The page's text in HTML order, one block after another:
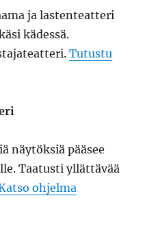
ja lastenteatteri
kädessä.
Tutustu
näytöksiä pääsee
Taatusti yllättävää
ohjelma